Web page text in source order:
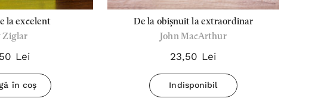
la excelent
Ziglar
Lei
în coș
De la obișnuit la extraordinar
John MacArthur
23,50 Lei
Indisponibil